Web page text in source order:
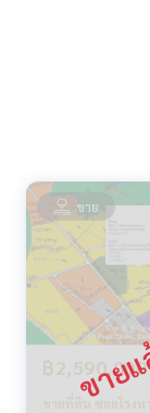
ขาย
฿2,590,000
ขายที่ดิน ซอยโรงห